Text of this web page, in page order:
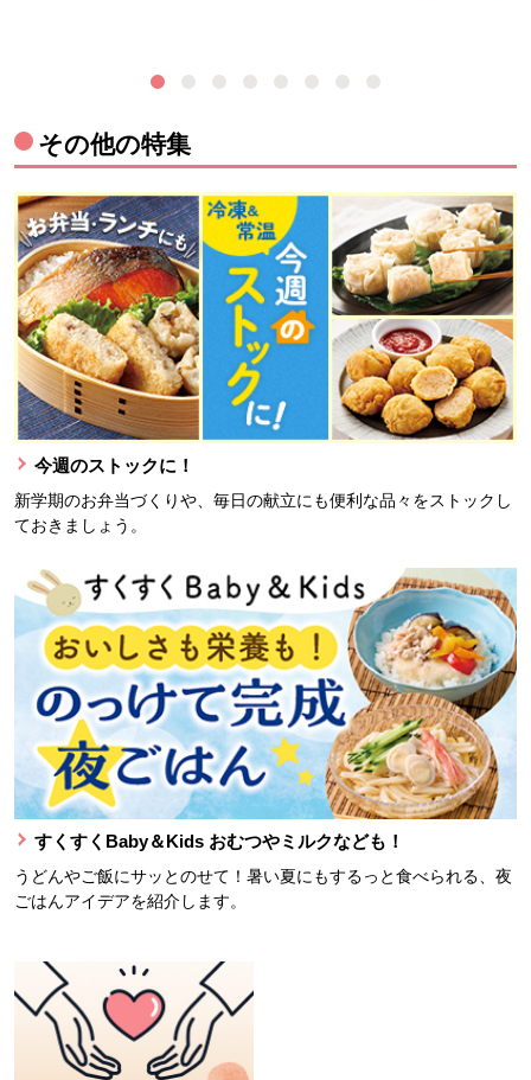
その他の特集
今週のストックに！
新学期のお弁当づくりや、毎日の献立にも便利な品々をストックし
ておきましょう。
すくすくBaby＆Kids おむつやミルクなども！
うどんやご飯にサッとのせて！暑い夏にもするっと食べられる、夜
ごはんアイデアを紹介します。